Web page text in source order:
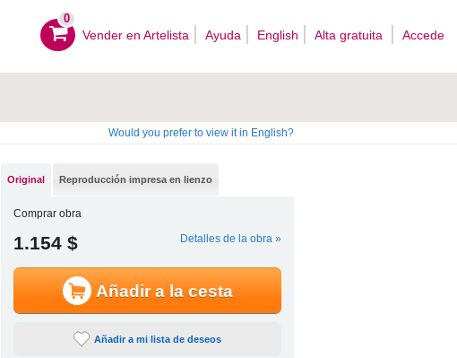
0
Vender en Artelista Ayuda English Alta gratuita Accede
Would you prefer to view it in English?
Original Reproducción impresa en lienzo
Comprar obra
1.154 $ Detalles de la obra »
Añadir a la cesta
Añadir a mi lista de deseos